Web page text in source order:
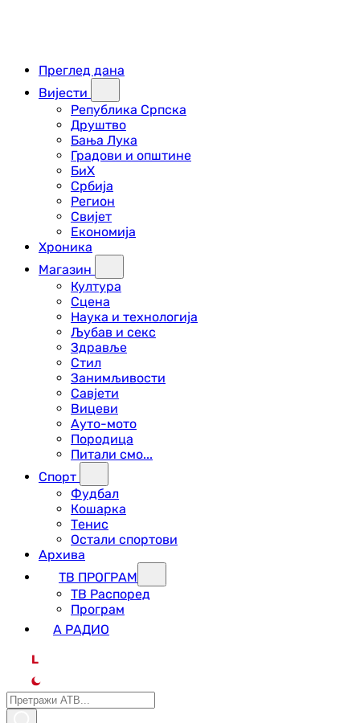
Преглед дана
Вијести
Република Српска
Друштво
Бања Лука
Градови и општине
БиХ
Србија
Регион
Свијет
Економија
Хроника
Магазин
Култура
Сцена
Наука и технологија
Љубав и секс
Здравље
Стил
Занимљивости
Савјети
Вицеви
Ауто-мото
Породица
Питали смо...
Спорт
Фудбал
Кошарка
Тенис
Остали спортови
Архива
ТВ ПРОГРАМ
ТВ Распоред
Програм
А РАДИО
L